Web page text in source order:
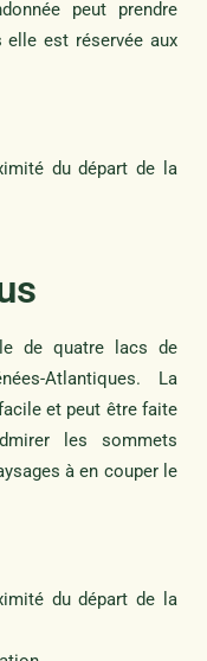
peut prendre
elle est réservée aux
du départ de la
de quatre lacs de
Atlantiques. La
et peut être faite
les sommets
à en couper le
du départ de la